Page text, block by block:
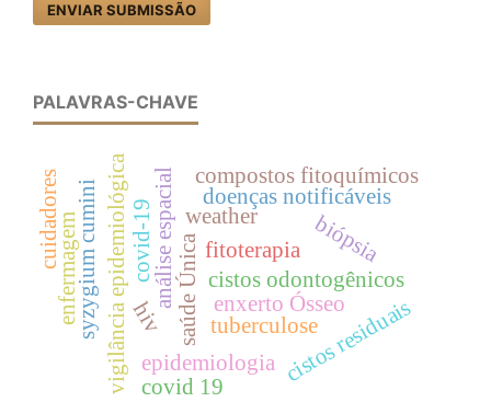
ENVIAR SUBMISSÃO
PALAVRAS-CHAVE
saúde Única
epidemiologia
vigilância epidemiológicaanálise espacial
cistos residuais
cistos odontogênicos
biópsia
enxerto Ósseo
tuberculose
doenças notificáveis
covid-19 weather
compostos fitoquímicos
fitoterapia
syzygium cumini
enfermagem
covid 19
hiv
cuidadores